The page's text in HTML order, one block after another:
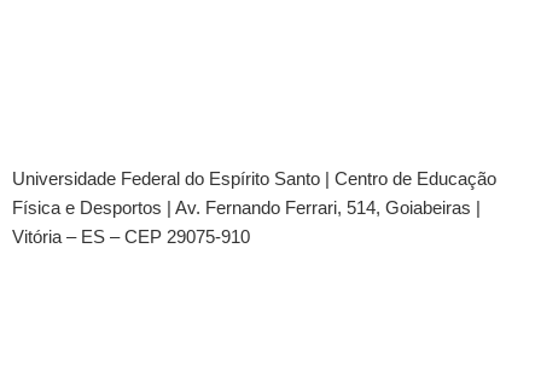
Universidade Federal do Espírito Santo | Centro de Educação
Física e Desportos | Av. Fernando Ferrari, 514, Goiabeiras |
Vitória – ES – CEP 29075-910